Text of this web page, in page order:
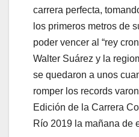
carrera perfecta,
los primeros metros de
poder vencer al “rey
Walter Suárez y la
se quedaron a unos
romper los records
Edición de la Carrera
Río 2019 la mañana de